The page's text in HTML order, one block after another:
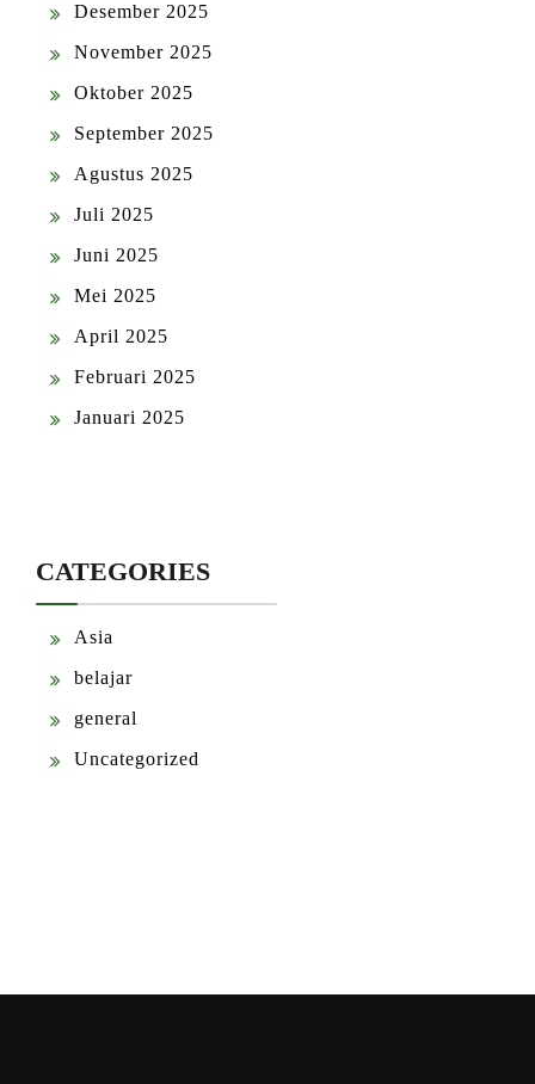
Desember 2025
November 2025
Oktober 2025
September 2025
Agustus 2025
Juli 2025
Juni 2025
Mei 2025
April 2025
Februari 2025
Januari 2025
CATEGORIES
Asia
belajar
general
Uncategorized